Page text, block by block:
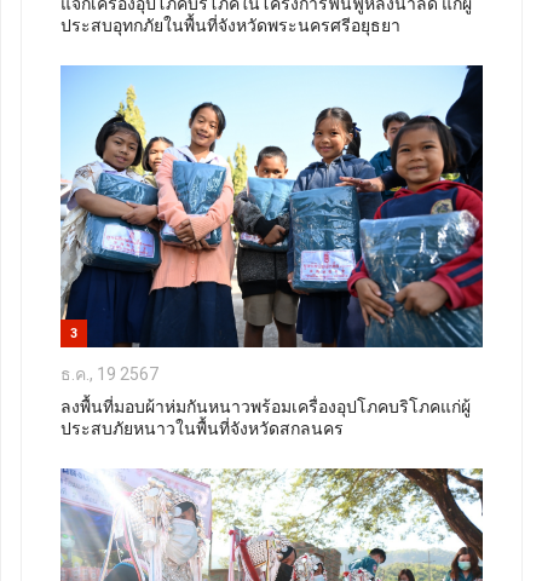
ประสบอุทกภัยในพื้นที่จังหวัดพระนครศรีอยุธยา
3
ธ.ค., 19 2567
ลงพื้นที่มอบผ้าห่มกันหนาวพร้อมเครื่องอุปโภคบริโภคแก่ผู้
ประสบภัยหนาวในพื้นที่จังหวัดสกลนคร